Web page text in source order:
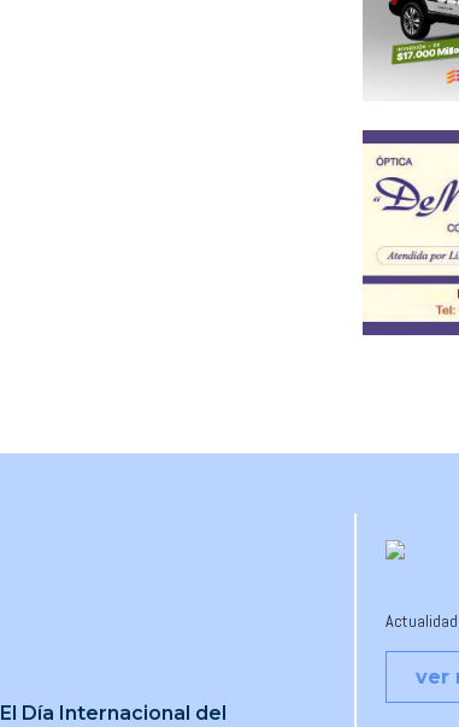
El Día Internacional del
ver